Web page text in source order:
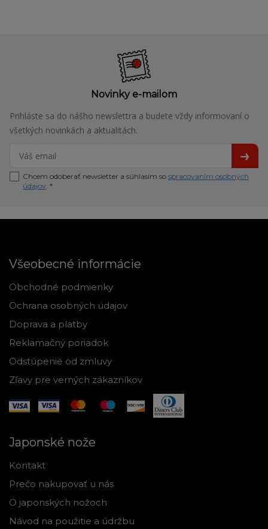
Novinky e-mailom
Prihláste sa do nášho newslettra a budete vždy informovaní o
všetkých novinkách a aktualitách.
Chcem odoberať newsletter a súhlasím so spracovaním osobných
údajov. *
Všeobecné informácie
Obchodné podmienky
Ochrana osobných údajov
Doprava a platby
Reklamačný poriadok
Odstúpenie od zmluvy
Zľavy pre verných zákazníkov
Japonské nože
Kontakt
Prečo nakupovať u nás
O japonských nožoch
Návod na použitie a údržbu